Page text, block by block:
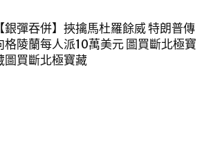
【銀彈吞併】挾擒馬杜羅餘威 特朗普傳
格陵蘭每人派10萬美元 圖買斷北極寶
圖買斷北極寶藏